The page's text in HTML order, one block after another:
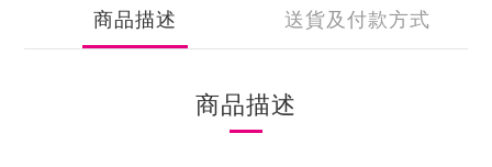
商品描述 送貨及付款方式
商品描述